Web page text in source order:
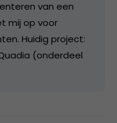
van een
mij op voor
Huidig project:
(onderdeel